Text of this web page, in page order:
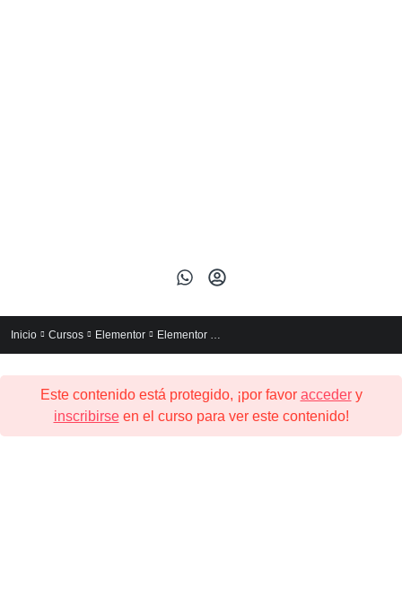
Inicio Cursos Elementor Elementor Express (Para no Programadores)
Este contenido está protegido, ¡por favor accedery
inscribirseen el curso para ver este contenido!